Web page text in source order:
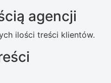
agencji
ilości treści klientów.